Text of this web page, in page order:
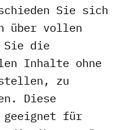
Sie sich
über vollen
Sie die
Inhalte ohne
zu
Diese
für